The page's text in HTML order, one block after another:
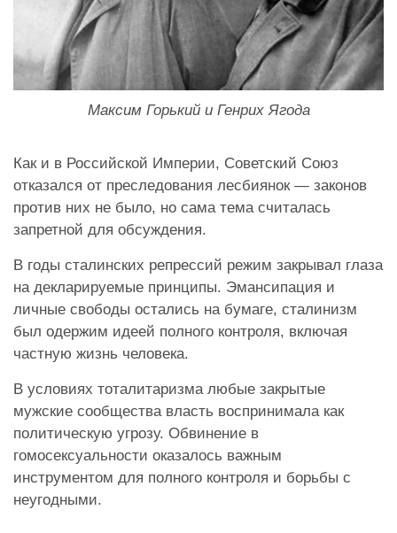
Максим Горький и Генрих Ягода
Как и в Российской Империи, Советский Союз
отказался от преследования лесбиянок — законов
против них не было, но сама тема считалась
запретной для обсуждения.
В годы сталинских репрессий режим закрывал глаза
на декларируемые принципы. Эмансипация и
личные свободы остались на бумаге, сталинизм
был одержим идеей полного контроля, включая
частную жизнь человека.
В условиях тоталитаризма любые закрытые
мужские сообщества власть воспринимала как
политическую угрозу. Обвинение в
гомосексуальности оказалось важным
инструментом для полного контроля и борьбы с
неугодными.